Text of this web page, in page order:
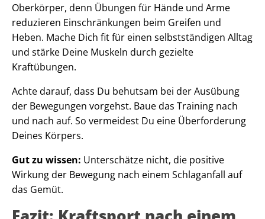
Oberkörper, denn Übungen für Hände und Arme
reduzieren Einschränkungen beim Greifen und
Heben. Mache Dich fit für einen selbstständigen Alltag
und stärke Deine Muskeln durch gezielte
Kraftübungen.
Achte darauf, dass Du behutsam bei der Ausübung
der Bewegungen vorgehst. Baue das Training nach
und nach auf. So vermeidest Du eine Überforderung
Deines Körpers.
Gut zu wissen: Unterschätze nicht, die positive
Wirkung der Bewegung nach einem Schlaganfall auf
das Gemüt.